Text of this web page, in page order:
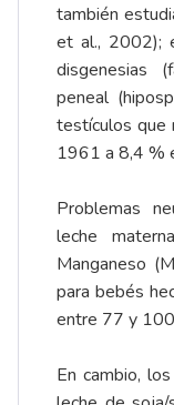
también
et al., 2002);
disgenesias
peneal
testículos que
1961 a 8,4 %
Problemas
leche
Manganeso
para bebés
entre 77 y
En cambio,